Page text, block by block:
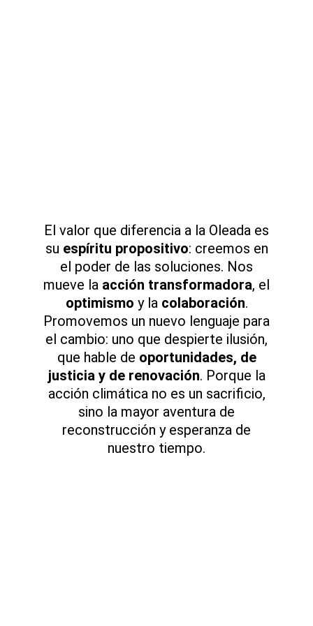
El valor que diferencia a la Oleada es
su espíritu propositivo: creemos en
el poder de las soluciones. Nos
mueve la acción transformadora, el
optimismo y la colaboración.
Promovemos un nuevo lenguaje para
el cambio: uno que despierte ilusión,
que hable de oportunidades, de
justicia y de renovación. Porque la
acción climática no es un sacrificio,
sino la mayor aventura de
reconstrucción y esperanza de
nuestro tiempo.